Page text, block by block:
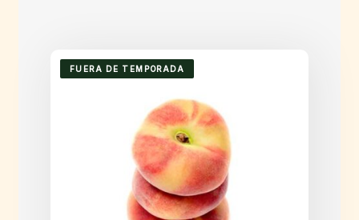
FUERA DE TEMPORADA